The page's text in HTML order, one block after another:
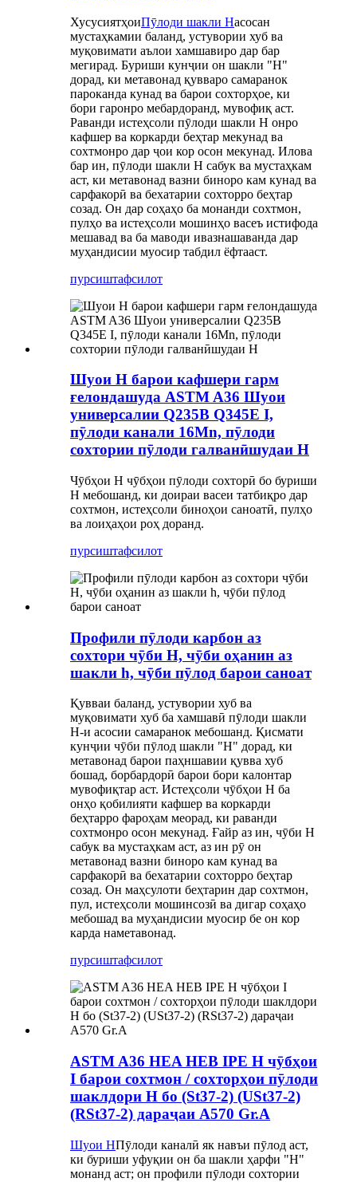
ХусусиятҳоиПӯлоди шакли Hасосан
мустаҳкамии баланд, устувории хуб ва
муқовимати аълои хамшавиро дар бар
мегирад. Буриши кунҷии он шакли "H"
дорад, ки метавонад қувваро самаранок
пароканда кунад ва барои сохторҳое, ки
бори гаронро мебардоранд, мувофиқ аст.
Раванди истеҳсоли пӯлоди шакли H онро
кафшер ва коркарди беҳтар мекунад ва
сохтмонро дар ҷои кор осон мекунад. Илова
бар ин, пӯлоди шакли H сабук ва мустаҳкам
аст, ки метавонад вазни биноро кам кунад ва
сарфакорӣ ва бехатарии сохторро беҳтар
созад. Он дар соҳаҳо ба монанди сохтмон,
пулҳо ва истеҳсоли мошинҳо васеъ истифода
мешавад ва ба маводи ивазнашаванда дар
муҳандисии муосир табдил ёфтааст.
пурсиштафсилот
Шуои H барои кафшери гарм
ғелондашуда ASTM A36 Шуои
универсалии Q235B Q345E I,
пӯлоди канали 16Mn, пӯлоди
сохтории пӯлоди галванӣшудаи H
Чӯбҳои H чӯбҳои пӯлоди сохторӣ бо буриши
H мебошанд, ки доираи васеи татбиқро дар
сохтмон, истеҳсоли биноҳои саноатӣ, пулҳо
ва лоиҳаҳои роҳ доранд.
пурсиштафсилот
Профили пӯлоди карбон аз
сохтори чӯби H, чӯби оҳанин аз
шакли h, чӯби пӯлод барои саноат
Қувваи баланд, устувории хуб ва
муқовимати хуб ба хамшавӣ пӯлоди шакли
H-и асосии самаранок мебошанд. Қисмати
кунҷии чӯби пӯлод шакли "H" дорад, ки
метавонад барои паҳншавии қувва хуб
бошад, борбардорӣ барои бори калонтар
мувофиқтар аст. Истеҳсоли чӯбҳои H ба
онҳо қобилияти кафшер ва коркарди
беҳтарро фароҳам меорад, ки раванди
сохтмонро осон мекунад. Ғайр аз ин, чӯби H
сабук ва мустаҳкам аст, аз ин рӯ он
метавонад вазни биноро кам кунад ва
сарфакорӣ ва бехатарии сохторро беҳтар
созад. Он маҳсулоти беҳтарин дар сохтмон,
пул, истеҳсоли мошинсозӣ ва дигар соҳаҳо
мебошад ва муҳандисии муосир бе он кор
карда наметавонад.
пурсиштафсилот
ASTM A36 HEA HEB IPE H чӯбҳои
I барои сохтмон / сохторҳои пӯлоди
шаклдори H бо (St37-2) (USt37-2)
(RSt37-2) дараҷаи A570 Gr.A
Шуои HПӯлоди каналӣ як навъи пӯлод аст,
ки буриши уфуқии он ба шакли ҳарфи "H"
монанд аст; он профили пӯлоди сохтории